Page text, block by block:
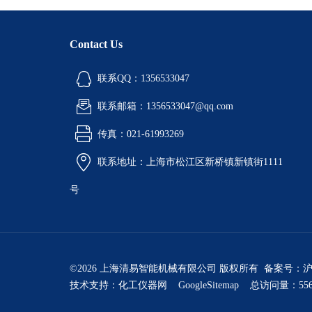
Contact Us
联系QQ：1356533047
联系邮箱：1356533047@qq.com
传真：021-61993269
联系地址：上海市松江区新桥镇新镇街1111
号
©2026 上海清易智能机械有限公司 版权所有 备案号：
技术支持： 化工仪器网 GoogleSitemap 总访问量：